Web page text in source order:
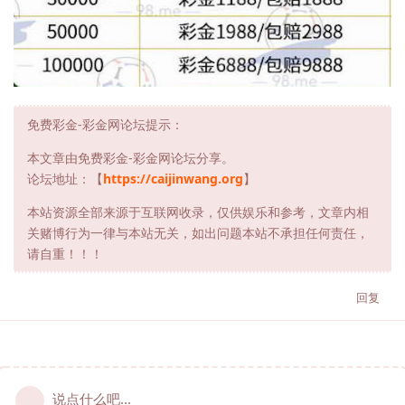
免费彩金-彩金网论坛提示：
本文章由免费彩金-彩金网论坛分享。
论坛地址：【https://caijinwang.org】
本站资源全部来源于互联网收录，仅供娱乐和参考，文章内相
关赌博行为一律与本站无关，如出问题本站不承担任何责任，
请自重！！！
回复
说点什么吧...